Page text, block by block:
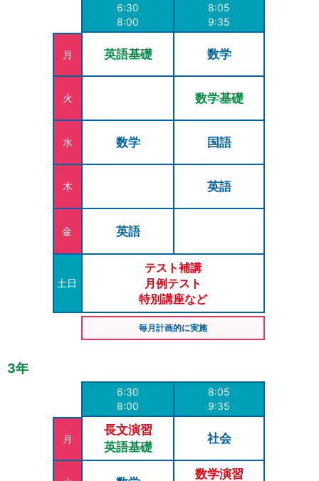
月
火
水
木
金
6:30
8:00
英語基礎
数学
英語
8:05
9:35
数学
数学基礎
国語
英語
土日
テスト補講
月例テスト
特別講座など
毎月計画的に実施
3年
月
6:30
8:00
長文演習
英語基礎
8:05
9:35
社会
数学演習